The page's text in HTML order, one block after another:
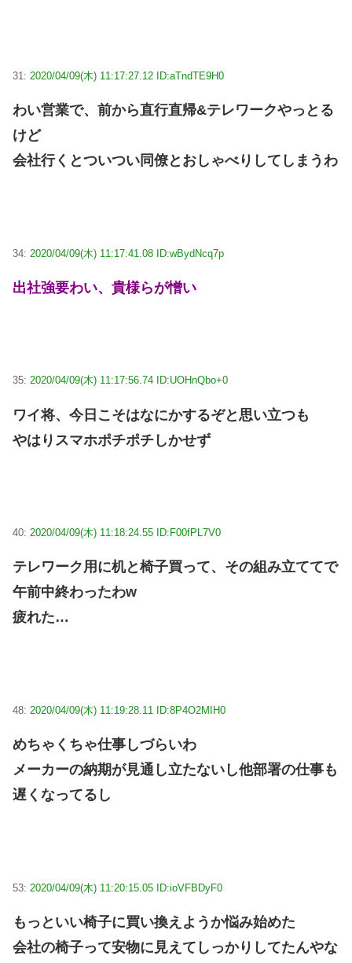
31: 2020/04/09(木) 11:17:27.12 ID:aTndTE9H0
わい営業で、前から直行直帰&テレワークやっとる
けど
会社行くとついつい同僚とおしゃべりしてしまうわ
34: 2020/04/09(木) 11:17:41.08 ID:wBydNcq7p
出社強要わい、貴様らが憎い
35: 2020/04/09(木) 11:17:56.74 ID:UOHnQbo+0
ワイ将、今日こそはなにかするぞと思い立つも
やはりスマホポチポチしかせず
40: 2020/04/09(木) 11:18:24.55 ID:F00fPL7V0
テレワーク用に机と椅子買って、その組み立ててで
午前中終わったわw
疲れた…
48: 2020/04/09(木) 11:19:28.11 ID:8P4O2MIH0
めちゃくちゃ仕事しづらいわ
メーカーの納期が見通し立たないし他部署の仕事も
遅くなってるし
53: 2020/04/09(木) 11:20:15.05 ID:ioVFBDyF0
もっといい椅子に買い換えようか悩み始めた
会社の椅子って安物に見えてしっかりしてたんやな